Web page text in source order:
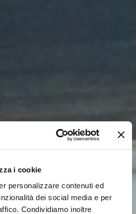
i cookie
personalizzare contenuti ed
dei social media e per
Condividiamo inoltre